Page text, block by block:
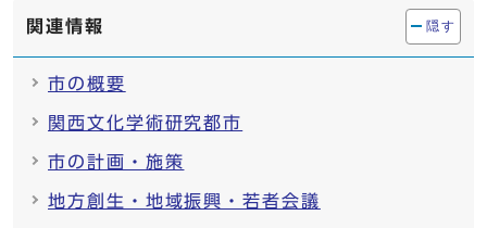
関連情報 隠す
市の概要
関西文化学術研究都市
市の計画・施策
地方創生・地域振興・若者会議